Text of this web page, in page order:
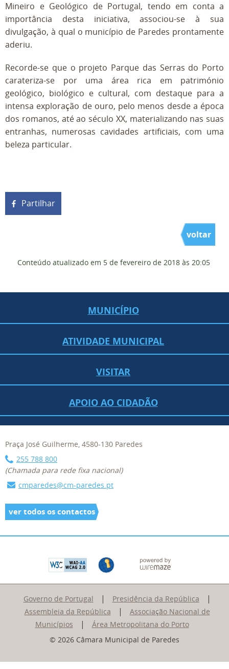
Mineiro e Geológico de Portugal, tendo em conta a
importância desta iniciativa, associou-se à sua
divulgação, à qual o município de Paredes prontamente
aderiu.
Recorde-se que o projeto Parque das Serras do Porto
carateriza-se por uma área rica em património
geológico, biológico e cultural, com destaque para a
intensa exploração de ouro, pelo menos desde a época
dos romanos, até ao século XX, materializando nas suas
entranhas, numerosas cavidades artificiais, com uma
beleza particular.
Partilhar
voltar
Conteúdo atualizado em 5 de fevereiro de 2018 às 20:05
MUNICÍPIO
ATIVIDADE MUNICIPAL
VISITAR
APOIO AO CIDADÃO
Praça José Guilherme, 4580-130 Paredes
255 788 800
(Chamada para rede fixa nacional)
cmparedes@cm-paredes.pt
ver todos os contactos
Governo de Portugal | Presidência da República |
Assembleia da República |
Associação Nacional de
Municípios
|
Área Metropolitana do Porto
© 2026 Câmara Municipal de Paredes